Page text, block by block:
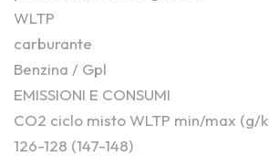
WLTP
carburante
Benzina / Gpl
EMISSIONI E CONSUMI
CO2 ciclo misto WLTP min/max (g/
126-128 (147-148)